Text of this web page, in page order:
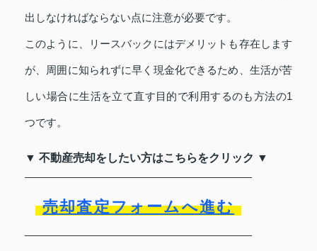
出しなければならない点に注意が必要です。
このように、リースバックにはデメリットも存在します
が、周囲に知られずに早く現金化できるため、生活が苦
しい場合に生活を立て直す目的で利用するのも方法の1
つです。
▼ 不動産売却をしたい方はこちらをクリック ▼
売却査定フォームへ進む